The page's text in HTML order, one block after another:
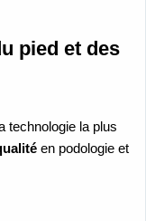
pied et des
technologie la plus
en podologie et